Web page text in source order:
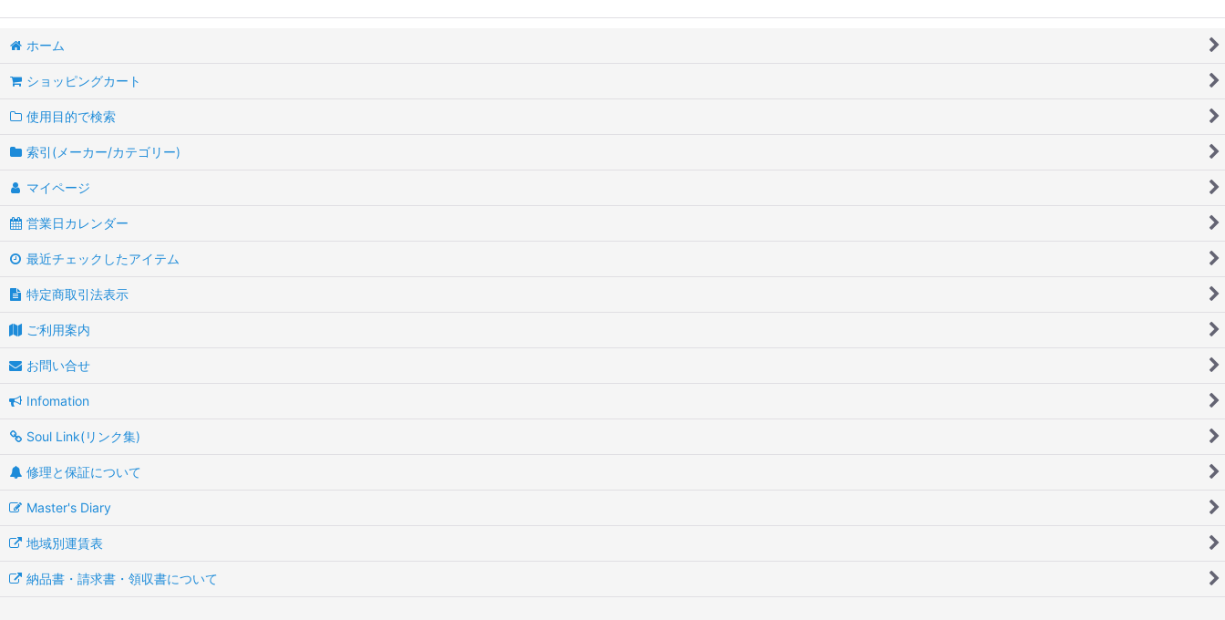
ホーム
ショッピングカート
使用目的で検索
索引(メーカー/カテゴリー)
マイページ
営業日カレンダー
最近チェックしたアイテム
特定商取引法表示
ご利用案内
お問い合せ
Infomation
Soul Link(リンク集)
修理と保証について
Master's Diary
地域別運賃表
納品書・請求書・領収書について